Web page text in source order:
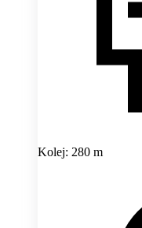
Kolej: 280 m